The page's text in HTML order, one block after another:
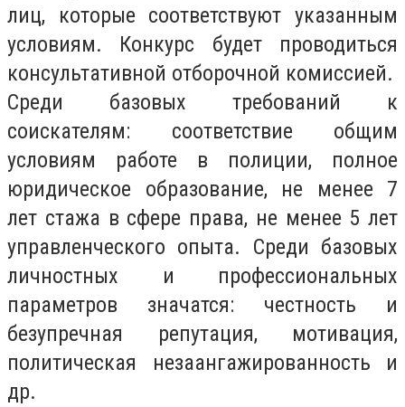
лиц, которые соответствуют указанным
условиям. Конкурс будет проводиться
консультативной отборочной комиссией.
Среди базовых требований к
соискателям: соответствие общим
условиям работе в полиции, полное
юридическое образование, не менее 7
лет стажа в сфере права, не менее 5 лет
управленческого опыта. Среди базовых
личностных и профессиональных
параметров значатся: честность и
безупречная репутация, мотивация,
политическая незаангажированность и
др.